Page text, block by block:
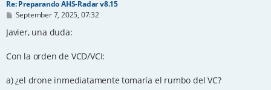
Re: Preparando AHS-Radar v8.15
P
s
September 7, 2025, 07:32
Javier, una duda:
Con la orden de VCD/VCI:
a) ¿el drone inmediatamente tomaría el rumbo del VC?